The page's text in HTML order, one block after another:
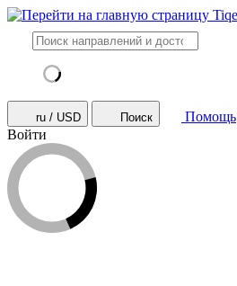
ru / USD Поиск
Помощь
Войти